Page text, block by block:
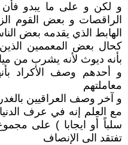
و لكن و على ما يبدو
الراقصات و بعض القوم
الهابط الذي يقدمه بعض
كحال بعض المعممين
بأنه ديوث لأنه يشرب من
و أحدهم وصف الأكراد
معاملتهم
و آخر وصف العراقيين
مع العلم إنه في عرف
سلباً أَو ايجابا ) على
تفتقد الى الإنصاف